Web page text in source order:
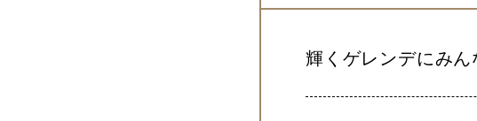
輝くゲレンデにみん